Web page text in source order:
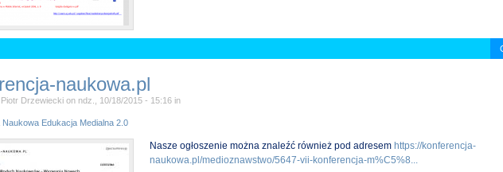
naukowa.pl
Piotr Drzewiecki on ndz., 10/18/2015 - 15:16 in
Naukowa Edukacja Medialna 2.0
Nasze ogłoszenie można znaleźć również pod adresem https://konferencja-
naukowa.pl/medioznawstwo/5647-vii-konferencja-m%C5%8...